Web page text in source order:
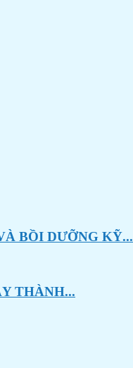
BỒI DƯỠNG KỸ...
THÀNH...